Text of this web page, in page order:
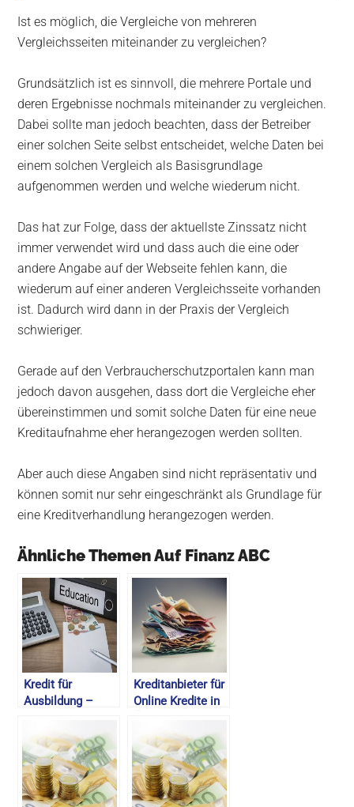
Ist es möglich, die Vergleiche von mehreren
Vergleichsseiten miteinander zu vergleichen?
Grundsätzlich ist es sinnvoll, die mehrere Portale und
deren Ergebnisse nochmals miteinander zu vergleichen.
Dabei sollte man jedoch beachten, dass der Betreiber
einer solchen Seite selbst entscheidet, welche Daten bei
einem solchen Vergleich als Basisgrundlage
aufgenommen werden und welche wiederum nicht.
Das hat zur Folge, dass der aktuellste Zinssatz nicht
immer verwendet wird und dass auch die eine oder
andere Angabe auf der Webseite fehlen kann, die
wiederum auf einer anderen Vergleichsseite vorhanden
ist. Dadurch wird dann in der Praxis der Vergleich
schwieriger.
Gerade auf den Verbraucherschutzportalen kann man
jedoch davon ausgehen, dass dort die Vergleiche eher
übereinstimmen und somit solche Daten für eine neue
Kreditaufnahme eher herangezogen werden sollten.
Aber auch diese Angaben sind nicht repräsentativ und
können somit nur sehr eingeschränkt als Grundlage für
eine Kreditverhandlung herangezogen werden.
Ähnliche Themen Auf Finanz ABC
Kredit für
Ausbildung –
vergleichen –
2026
Kreditanbieter für
Online Kredite in
Kreditvergleich –
2026